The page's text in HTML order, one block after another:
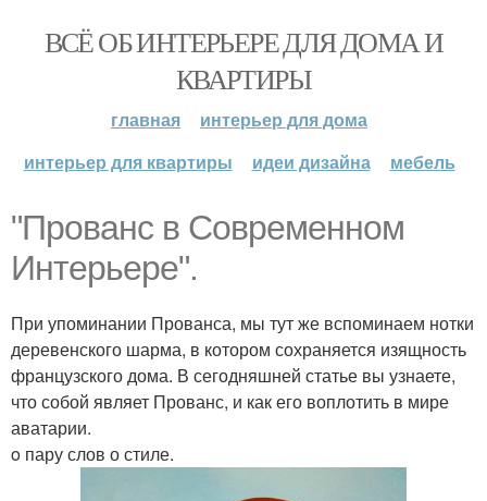
ВСЁ ОБ ИНТЕРЬЕРЕ ДЛЯ ДОМА И
КВАРТИРЫ
главная
интерьер для дома
интерьер для квартиры
идеи дизайна мебель
"Прованс в Современном
Интерьере".
При упоминании Прованса, мы тут же вспоминаем нотки
деревенского шарма, в котором сохраняется изящность
французского дома. В сегодняшней статье вы узнаете,
что собой являет Прованс, и как его воплотить в мире
аватарии.
o пару слов о стиле.